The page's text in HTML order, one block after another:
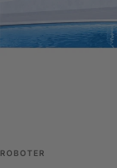
ROBOTER